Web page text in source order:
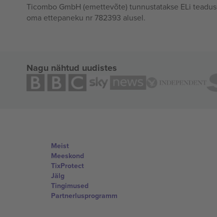
Ticombo GmbH (emettevõte) tunnustatakse ELi
oma ettepaneku nr 782393 alusel.
Nagu nähtud uudistes
Meist
Meeskond
TixProtect
Jälg
Tingimused
Partnerlusprogramm